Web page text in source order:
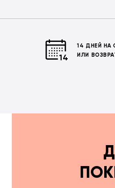
14 ДНЕЙ НА
ИЛИ